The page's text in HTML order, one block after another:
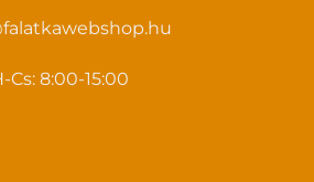
Cs: 8:00-15:00